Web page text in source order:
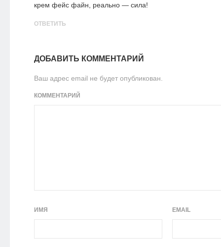
крем фейс файн, реально — сила!
ОТВЕТИТЬ
ДОБАВИТЬ КОММЕНТАРИЙ
Ваш адрес email не будет опубликован.
КОММЕНТАРИЙ
ИМЯ EMAIL